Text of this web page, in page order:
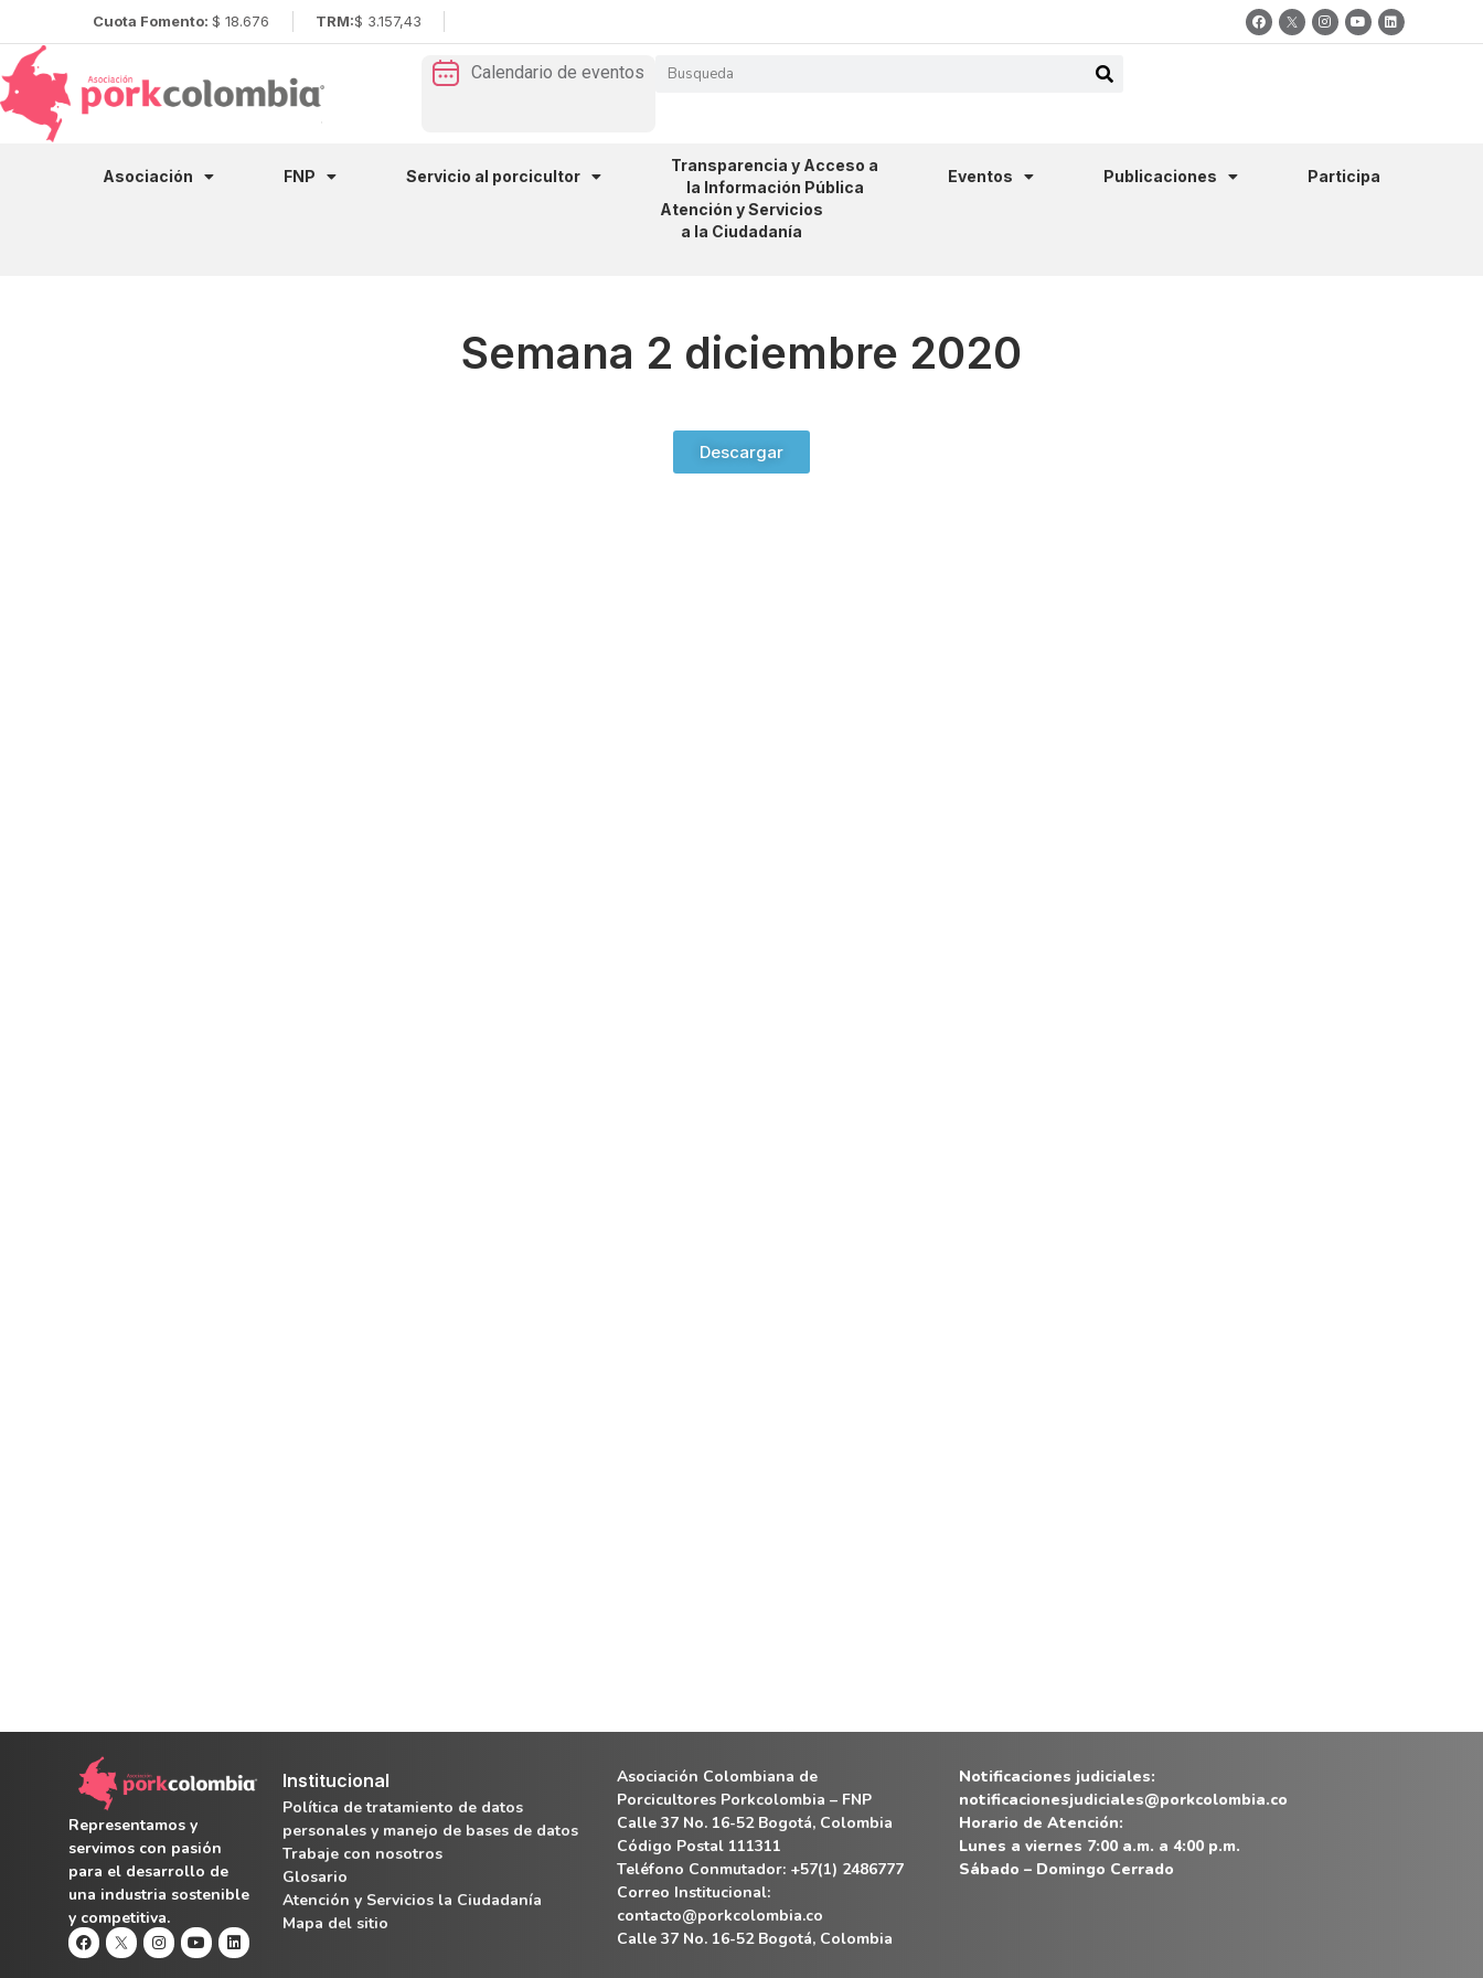
Cuota Fomento: $ 18.676 TRM:$ 3.157,43
Calendario de eventos
Asociación FNP Servicio al porcicultor
Transparencia y Acceso a
la Información Pública
Eventos Publicaciones
Participa
Atención y Servicios
a la Ciudadanía
Semana 2 diciembre 2020
Descargar
Representamos y
servimos con pasión
para el desarrollo de
una industria sostenible
y competitiva.
Institucional
Política de tratamiento de datos
personales y manejo de bases de datos
Trabaje con nosotros
Glosario
Atención y Servicios la Ciudadanía
Mapa del sitio
Asociación Colombiana de
Porcicultores Porkcolombia – FNP
Calle 37 No. 16-52 Bogotá, Colombia
Código Postal 111311
Teléfono Conmutador: +57(1) 2486777
Correo Institucional:
contacto@porkcolombia.co
Calle 37 No. 16-52 Bogotá, Colombia
Notificaciones judiciales:
notificacionesjudiciales@porkcolombia.co
Horario de Atención:
Lunes a viernes 7:00 a.m. a 4:00 p.m.
Sábado – Domingo Cerrado